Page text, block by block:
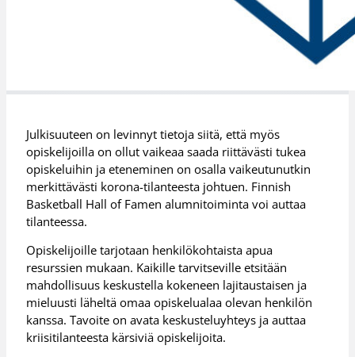
Julkisuuteen on levinnyt tietoja siitä, että myös
opiskelijoilla on ollut vaikeaa saada riittävästi tukea
opiskeluihin ja eteneminen on osalla vaikeutunutkin
merkittävästi korona-tilanteesta johtuen. Finnish
Basketball Hall of Famen alumnitoiminta voi auttaa
tilanteessa.
Opiskelijoille tarjotaan henkilökohtaista apua
resurssien mukaan. Kaikille tarvitseville etsitään
mahdollisuus keskustella kokeneen lajitaustaisen ja
mieluusti läheltä omaa opiskelualaa olevan henkilön
kanssa. Tavoite on avata keskusteluyhteys ja auttaa
kriisitilanteesta kärsiviä opiskelijoita.